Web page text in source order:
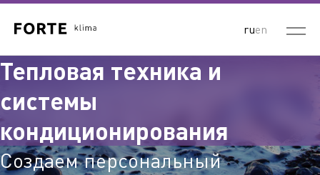
ruen
Тепловая техника и
системы
кондиционирования
Создаем персональный